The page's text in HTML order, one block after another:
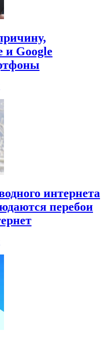
и Google
интернета
перебои